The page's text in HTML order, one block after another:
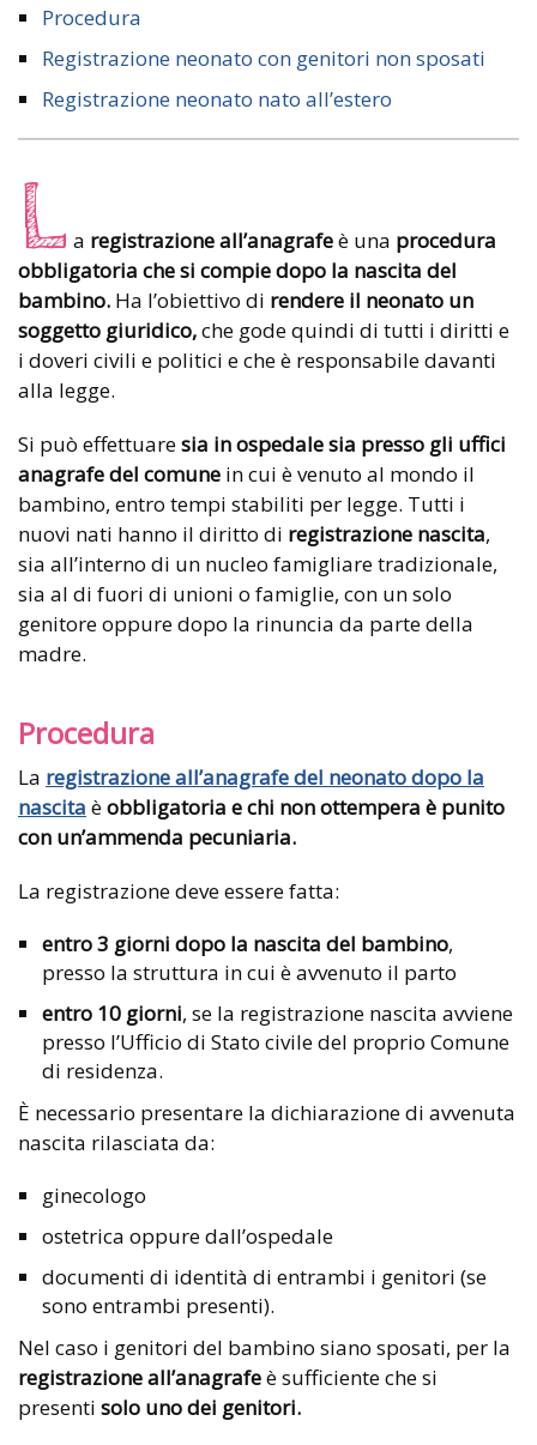
Procedura
Registrazione neonato con genitori non sposati
Registrazione neonato nato all’estero
L a registrazione all’anagrafeè una procedura
obbligatoria che si compie dopo la nascita del
bambino. Ha l’obiettivo di rendere il neonato un
soggetto giuridico,che gode quindi di tutti i diritti e
i doveri civili e politici e che è responsabile davanti
alla legge.
Si può effettuaresia in ospedale sia presso gli uffici
anagrafe del comune in cui è venuto al mondo il
bambino, entro tempi stabiliti per legge. Tutti i
nuovi nati hanno il diritto di registrazione nascita,
sia all’interno di un nucleo famigliare tradizionale,
sia al di fuori di unioni o famiglie, con un solo
genitore oppure dopo la rinuncia da parte della
madre.
Procedura
La registrazione all’anagrafe del neonato dopo la
nascita èobbligatoria e chi non ottempera è punito
con un’ammenda pecuniaria.
La registrazione deve essere fatta:
entro 3 giorni dopo la nascita del bambino,
presso la struttura in cui è avvenuto il parto
entro 10 giorni, se la registrazione nascita avviene
presso l’Ufficio di Stato civile del proprio Comune
di residenza.
È necessario presentare la dichiarazione di avvenuta
nascita rilasciata da:
ginecologo
ostetrica oppure dall’ospedale
documenti di identità di entrambi i genitori (se
sono entrambi presenti).
Nel caso i genitori del bambino siano sposati, per la
registrazione all’anagrafeè sufficiente che si
presenti solo uno dei genitori.